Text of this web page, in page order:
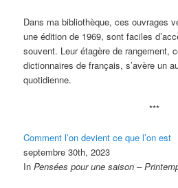
Dans ma bibliothèque, ces ouvrages
une édition de 1969, sont faciles
souvent. Leur étagère de rangement,
dictionnaires de français, s’avère un
quotidienne.
***
Comment l’on devient ce que l’on est
septembre 30th, 2023
InPensées pour une saison –